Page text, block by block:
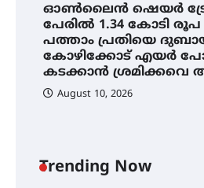
ഓൺലൈൻ ഷെയർ
പേരിൽ 1.34 കോടി രൂപ
പത്താം പ്രതിയെ
കോഴിക്കോട് എയർ
കടക്കാൻ ശ്രമിക്കവെ
August 10, 2026
Trending Now
ഓൺലൈൻ ഷെയർ
പേരിൽ 1.34
കേസ്; പത്താം
ദുബായിലേക്ക്
പോർട്ട് വഴി
അറസ്റ്റ് ചെയ്തു
സൊസൈറ്റി; 13-
പൊതുയോഗം